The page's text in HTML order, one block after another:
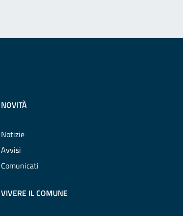
NOVITÀ
Notizie
Avvisi
Comunicati
VIVERE IL COMUNE